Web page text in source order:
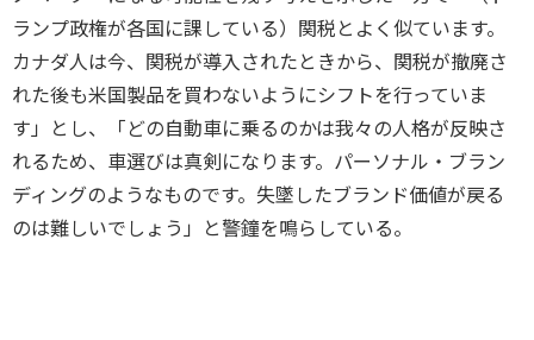
ランプ政権が各国に課している）関税とよく似ています。
カナダ人は今、関税が導入されたときから、関税が撤廃さ
れた後も米国製品を買わないようにシフトを行っていま
す」とし、「どの自動車に乗るのかは我々の人格が反映さ
れるため、車選びは真剣になります。パーソナル・ブラン
ディングのようなものです。失墜したブランド価値が戻る
のは難しいでしょう」と警鐘を鳴らしている。